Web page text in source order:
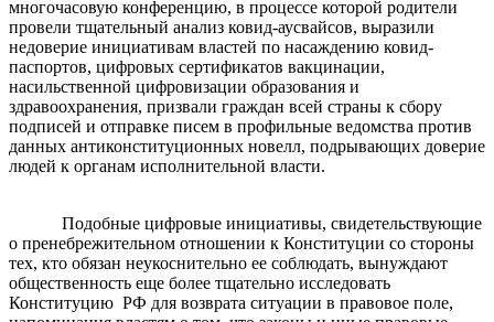
многочасовую конференцию, в процессе которой родители
провели тщательный анализ ковид-аусвайсов, выразили
недоверие инициативам властей по насаждению ковид-
паспортов, цифровых сертификатов вакцинации,
насильственной цифровизации образования и
здравоохранения, призвали граждан всей страны к сбору
подписей и отправке писем в профильные ведомства против
данных антиконституционных новелл, подрывающих доверие
людей к органам исполнительной власти.
Подобные цифровые инициативы, свидетельствующие
о пренебрежительном отношении к Конституции со стороны
тех, кто обязан неукоснительно ее соблюдать, вынуждают
общественность еще более тщательно исследовать
Конституцию РФ для возврата ситуации в правовое поле,